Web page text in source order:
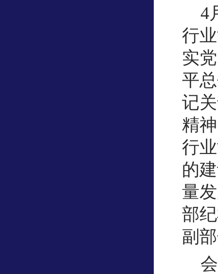
4
行
实
平
记
精
行
的
量
部
副